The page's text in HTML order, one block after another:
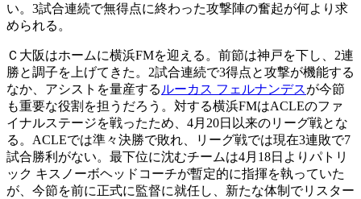
い。3試合連続で無得点に終わった攻撃陣の奮起が何より求
められる。
Ｃ大阪はホームに横浜FMを迎える。前節は神戸を下し、2連
勝と調子を上げてきた。2試合連続で3得点と攻撃が機能する
なか、アシストを量産する ルーカス フェルナンデスが今節
も重要な役割を担うだろう。対する横浜FMはACLEのファ
イナルステージを戦ったため、4月20日以来のリーグ戦とな
る。ACLEでは準々決勝で敗れ、リーグ戦では現在3連敗で7
試合勝利がない。最下位に沈むチームは4月18日よりパトリ
ック キスノーボヘッドコーチが暫定的に指揮を執っていた
が、今節を前に正式に監督に就任し、新たな体制でリスター